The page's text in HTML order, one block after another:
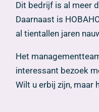
Dit bedrijf is al meer
Daarnaast is
al tientallen jaren
Het
interessant bezoek
Wilt u erbij zijn, maar